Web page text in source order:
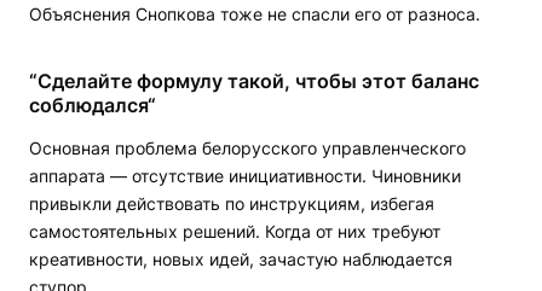
Объяснения Снопкова тоже не спасли его от разноса.
“Сделайте формулу такой, чтобы этот баланс
соблюдался“
Основная проблема белорусского управленческого
аппарата — отсутствие инициативности. Чиновники
привыкли действовать по инструкциям, избегая
самостоятельных решений. Когда от них требуют
креативности, новых идей, зачастую наблюдается
ступор.